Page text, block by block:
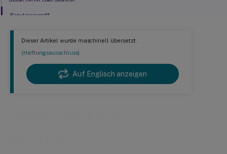
Dieser Artikel wurde maschinell übersetzt.
(Haftungsausschluss)
Auf Englisch anzeigen
Benutzerzugriff